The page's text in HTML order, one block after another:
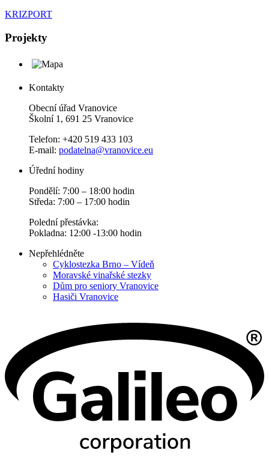
KRIZPORT
Projekty
Kontakty
Obecní úřad Vranovice
Školní 1, 691 25 Vranovice
Telefon: +420 519 433 103
E-mail: podatelna@vranovice.eu
Úřední hodiny
Pondělí: 7:00 – 18:00 hodin
Středa: 7:00 – 17:00 hodin
Polední přestávka:
Pokladna: 12:00 -13:00 hodin
Nepřehlédněte
Cyklostezka Brno – Vídeň
Moravské vinařské stezky
Dům pro seniory Vranovice
Hasiči Vranovice